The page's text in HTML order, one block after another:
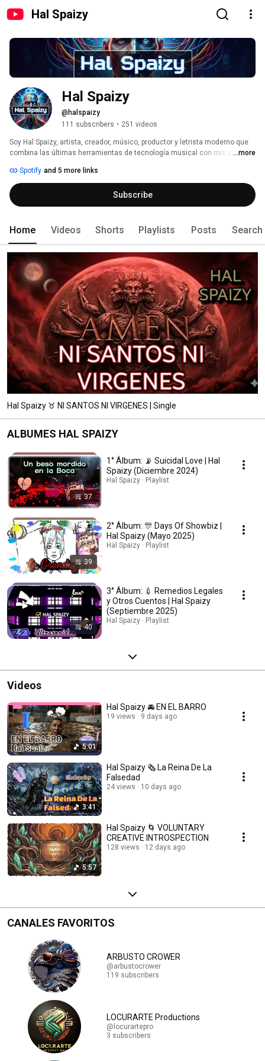
Hal Spaizy
Hal Spaizy
@halspaizy
111 subscribers • 251 videos
Soy Hal Spaizy, artista, creador, músico, productor y letrista moderno que
combina las últimas herramientas de tecnología musical con mis propias
ecléctico logro fusionar las máquinas con sentimientos y emociones
humanas con cierta destreza. Siempre atento al cambio y amoldandome a
los nuevos tiempos y aportando frescura en una industria cada vez más,
aburrida, falsa repleta de canciones y artistas fake.
...more
Spotify and 5 more links
Subscribe
Home Videos Shorts Playlists Posts Search
Hal Spaizy ♉️ NI SANTOS NI VIRGENES | Single
ALBUMES HAL SPAIZY
37
1° Álbum: 📡 Suicidal Love | Hal
Spaizy (Diciembre 2024)
Hal Spaizy · Playlist
39
2° Álbum: 🎊 Days Of Showbiz |
Hal Spaizy (Mayo 2025)
Hal Spaizy · Playlist
40
3° Álbum: 💉 Remedios Legales
y Otros Cuentos | Hal Spaizy
(Septiembre 2025)
Hal Spaizy · Playlist
Videos
5:01
Hal Spaizy 🚘 EN EL BARRO
19 views 9 days ago
3:41
Hal Spaizy 🗞 La Reina De La
Falsedad
24 views 10 days ago
5:57
Hal Spaizy 🌀 VOLUNTARY
CREATIVE INTROSPECTION
128 views 12 days ago
CANALES FAVORITOS
ARBUSTO CROWER
@arbustocrower
119 subscribers
LOCURARTE Productions
@locurartepro
3 subscribers